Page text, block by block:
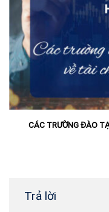
CÁC TRƯỜNG ĐÀO
Trả lời